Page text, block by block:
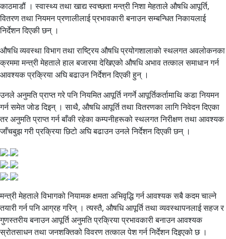
काठमाडौं । स्वास्थ्य तथा खाद्य स्वच्छता मन्त्री निशा मेहताले औषधि आपूर्ति,
वितरण तथा नियमन प्रणालीलाई प्रभावकारी बनाउन सम्बन्धित निकायलाई
निर्देशन दिएकी छन् ।
औषधि व्यवस्था विभाग तथा राष्ट्रिय औषधि प्रयोगशालाको स्थलगत अवलोकनका
क्रममा मन्त्री मेहताले हाल बजारमा देखिएको औषधि अभाव तत्काल समाधान गर्न
आवश्यक प्रक्रिया अघि बढाउन निर्देशन दिएकी हुन् ।
उनले अनुमति प्राप्त गरे पनि नियमित आपूर्ति नगर्ने आपूर्तिकर्तामाथि कडा नियमन
गर्न समेत जोड दिइन् । साथै, औषधि आपूर्ति तथा वितरणका लागि निवेदन दिएका
तर अनुमति प्राप्त गर्न बाँकी रहेका कम्पनीहरूको स्थलगत निरीक्षण तथा आवश्यक
जाँचबुझ गरी प्रक्रिया छिटो अघि बढाउन उनले निर्देशन दिएकी छन् ।
मन्त्री मेहताले विभागको नियामक क्षमता अभिवृद्धि गर्न आवश्यक सबै कदम चाल्ने
तयारी गर्न पनि आग्रह गरिन् । त्यस्तै, औषधि आपूर्ति तथा व्यवस्थापनलाई सहज र
गुणस्तरीय बनाउन आपूर्ति अनुमति प्रक्रिया प्रभावकारी बनाउन आवश्यक
स्रोतसाधन तथा जनशक्तिको विवरण तत्काल पेश गर्न निर्देशन दिइएको छ ।